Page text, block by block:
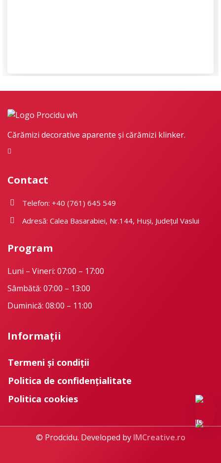
Cărămizi decorative aparente și cărămizi klinker.
Contact
Telefon: +40 (761) 645 549
Adresă: Calea Basarabiei, Nr.144, Huși, Județul Vaslui
Program
Luni – Vineri: 07:00 – 17:00
Sâmbătă: 07:00 – 13:00
Duminică: 08:00 – 11:00
Informații
Termeni și condiții
Politica de confidențialitate
Politica cookies
© Prodcidu. Developed by IMCreative.ro